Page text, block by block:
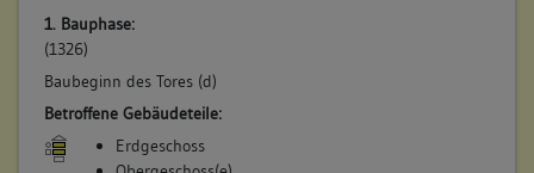
1. Bauphase:
(1326)
Baubeginn des Tores (d)
Betroffene Gebäudeteile:
Erdgeschoss